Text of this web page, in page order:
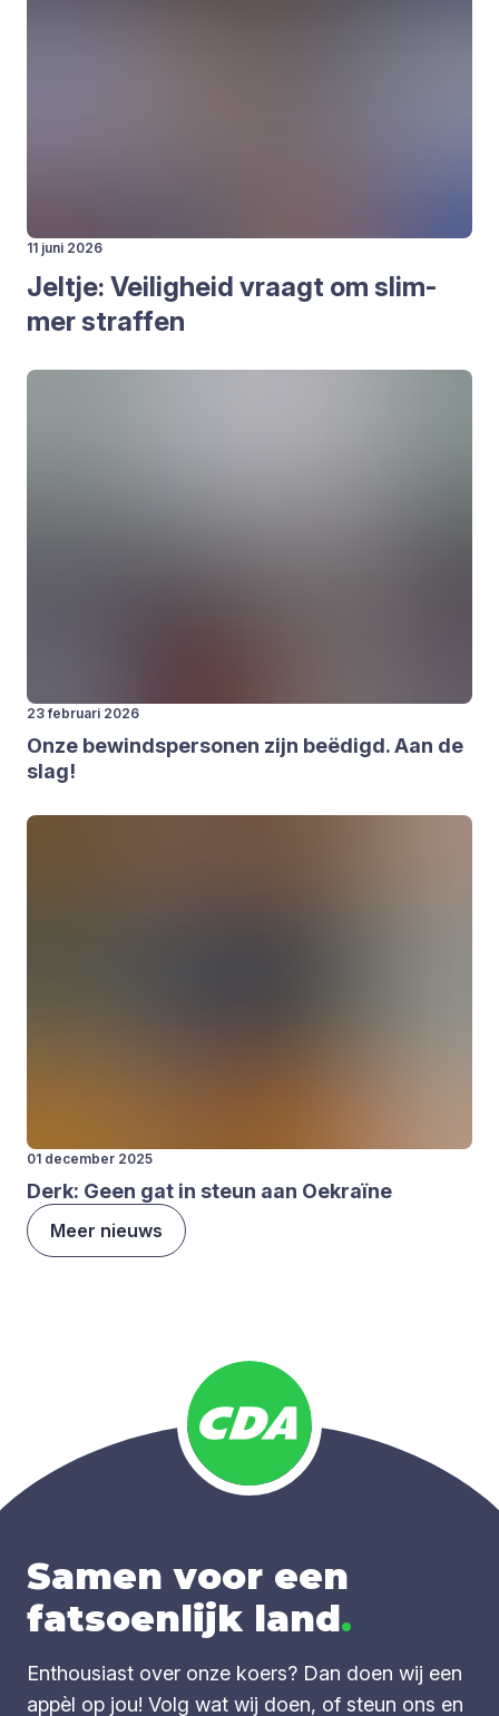
11 juni 2026
Jeltje: Vei­lig­heid vraagt om slim­
mer straf­fen
23 februari 2026
Onze bewinds­per­so­nen zijn beë­digd. Aan de
slag!
01 december 2025
Derk: Geen gat in steun aan Oek­ra­ï­ne
Meer nieuws
Samen voor een
fatsoenlijk land.
Enthousiast over onze koers? Dan doen wij een
appèl op jou! Volg wat wij doen, of steun ons en